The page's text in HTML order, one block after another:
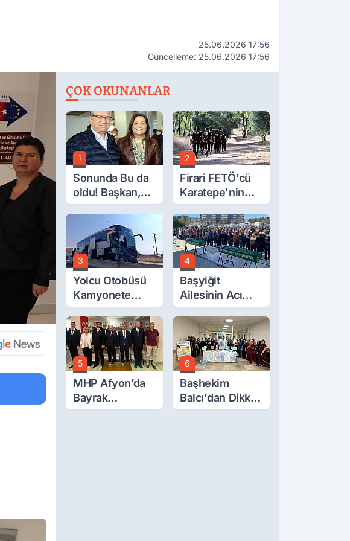
25.06.2026 17:56
Güncelleme: 25.06.2026 17:56
ÇOK OKUNANLAR
1
Sonunda Bu da
oldu! Başkan,
Meclis Üyesini
Bahçesinden
Attırdı
2
Firari FETÖ'cü
Karatepe'nin
Gösterdiği
Yerler Didik
Didik Aranıyor
3
Yolcu Otobüsü
Kamyonete
Çarptı: 1 Ölü, 15
Yaralı
4
Başyiğit
Ailesinin Acı
Günü: Ali
Başyiğit Vefat
Etti
5
MHP Afyon’da
Bayrak
Değişimi!
6
Başhekim
Balcı'dan Dikkat
Çeken